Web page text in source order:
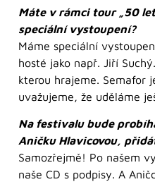
Máte v rámci tour „50
speciální vystoupení?
Máme speciální
hosté jako např. Jiří
kterou hrajeme. Semafor
uvažujeme, že uděláme
Na festivalu bude
Aničku Hlavicovou,
Samozřejmě! Po našem
naše CD s podpisy. A